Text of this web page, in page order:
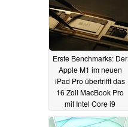
Erste Benchmarks: Der
Apple M1 im neuen
iPad Pro übertrifft das
16 Zoll MacBook Pro
mit Intel Core i9
12.05.2021